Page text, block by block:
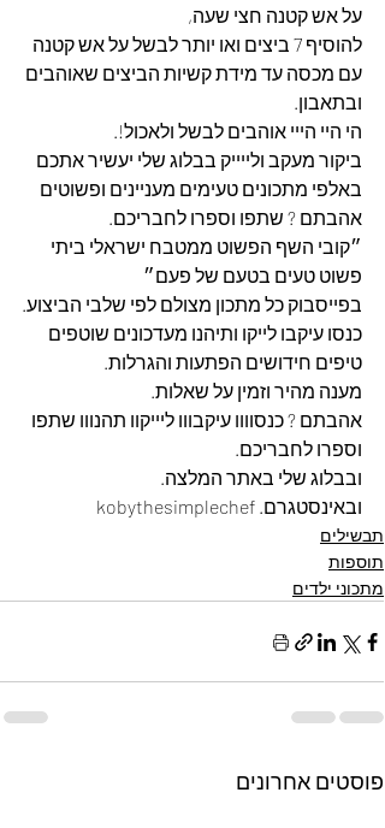
על אש קטנה חצי שעה,
להוסיף 7 ביצים ואו יותר לבשל על אש קטנה
עם מכסה עד מידת קשיות הביצים שאוהבים
ובתאבון.
הי היי הייי אוהבים לבשל ולאכול!.
ביקור מעקב ולייייק בבלוג שלי יעשיר אתכם
באלפי מתכונים טעימים מעניינים ופשוטים
אהבתם ? שתפו וספרו לחבריכם.
״קובי השף הפשוט ממטבח ישראלי ביתי
פשוט טעים בטעם של פעם״
בפייסבוק כל מתכון מצולם לפי שלבי הביצוע.
כנסו עיקבו לייקו ותיהנו מעדכונים שוטפים
טיפים חידושים הפתעות והגרלות.
מענה מהיר וזמין על שאלות.
אהבתם ? כנסוווו עיקבווו ליייקוו תהנווו שתפו
וספרו לחבריכם.
ובבלוג שלי באתר המלצה.
ובאינסטגרם. kobythesimplechef
תבשילים
תוספות
מתכוני ילדים
פוסטים אחרונים